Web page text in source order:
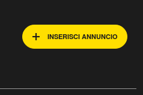
INSERISCI ANNUNCIO